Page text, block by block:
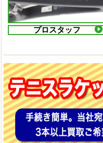
プロスタッフ